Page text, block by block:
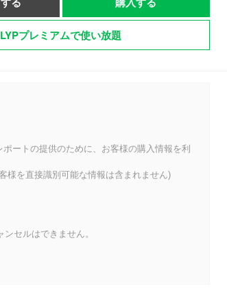
LYPプレミアムで使い放題
ートの提供のために、お客様の購入情報を利
様を直接識別可能な情報は含まれません)
セルはできません。